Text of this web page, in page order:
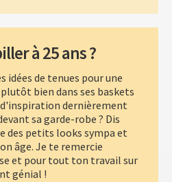
à 25 ans ?
idées de tenues pour une
bien dans ses baskets
dernièrement
sa garde-robe ? Dis
des petits looks sympa et
âge. Je te remercie
et pour tout ton travail sur
génial !